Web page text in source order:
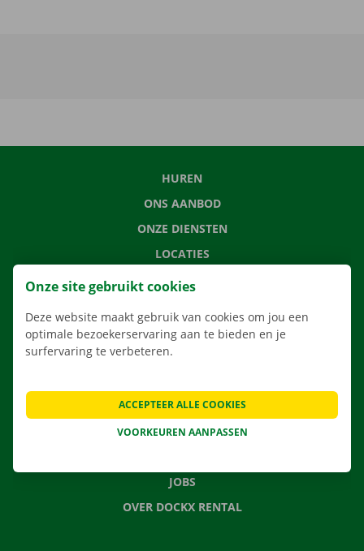
HUREN
ONS AANBOD
ONZE DIENSTEN
LOCATIES
APP
VEELGESTELDE VRAGEN
NIEUWS
JOBS
OVER DOCKX RENTAL
Onze site gebruikt cookies
Deze website maakt gebruik van cookies om jou een
optimale bezoekerservaring aan te bieden en je
surfervaring te verbeteren.
VOORKEUREN AANPASSEN
ACCEPTEER ALLE COOKIES